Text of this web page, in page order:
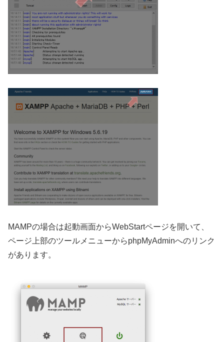
MAMPの場合は起動画面からWebStartページを開いて、
ページ上部のツールメニューからphpMyAdminへのリンク
があります。